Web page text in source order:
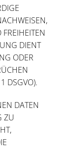
DIENT
ODER
DSGVO).
DATEN
ZU